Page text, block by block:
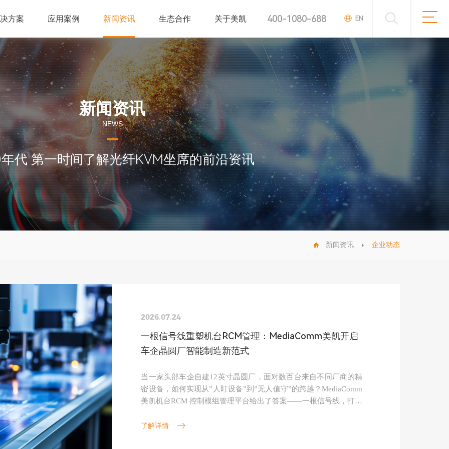
方案 应用案例 新闻资讯 生态合作 关于美凯 400-1080-688 EN
新闻资讯
NEWS
代 第一时间了解光纤KVM坐席的前沿资讯
新闻资讯 企业动态
2026.07.24
一根信号线重塑机台RCM管理：MediaComm美凯开启
车企晶圆厂智能制造新范式
当一家头部车企自建12英寸晶圆厂，面对数百台来自不同厂商的精
密设备，如何实现从”人盯设备”到”无人值守”的跨越？MediaComm
美凯机台RCM 控制模组管理平台给出了答案——一根信号线，打通
了解详情